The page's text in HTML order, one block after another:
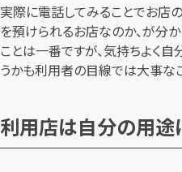
実際に電話してみることでお店
を預けられるお店なのか、が分か
ことは一番ですが、気持ちよく
うかも利用者の目線では大事なこ
利用店は自分の用途